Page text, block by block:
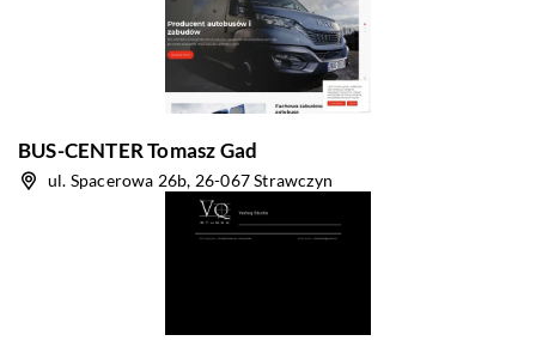
BUS-CENTER Tomasz Gad
ul. Spacerowa 26b, 26-067 Strawczyn